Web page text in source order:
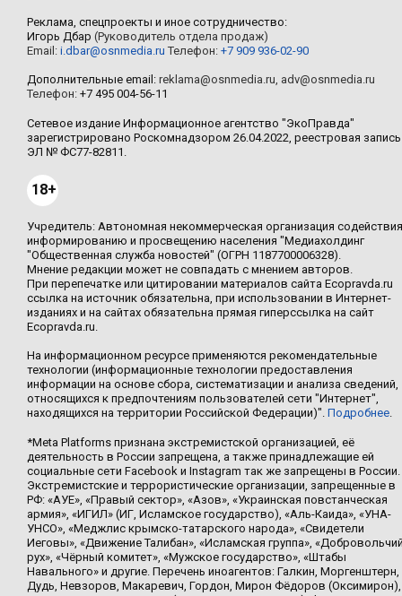
Реклама, спецпроекты и иное сотрудничество:
Игорь Дбар (Руководитель отдела продаж)
Email: i.dbar@osnmedia.ru Телефон: +7 909 936-02-90
Дополнительные email: reklama@osnmedia.ru, adv@osnmedia.ru
Телефон: +7 495 004-56-11
Сетевое издание Информационное агентство "ЭкоПравда"
зарегистрировано Роскомнадзором 26.04.2022, реестровая запись
ЭЛ № ФС77-82811.
18+
Учредитель: Автономная некоммерческая организация содействия
информированию и просвещению населения "Медиахолдинг
"Общественная служба новостей" (ОГРН 1187700006328).
Мнение редакции может не совпадать с мнением авторов.
При перепечатке или цитировании материалов сайта Ecopravda.ru
ссылка на источник обязательна, при использовании в Интернет-
изданиях и на сайтах обязательна прямая гиперссылка на сайт
Ecopravda.ru.
На информационном ресурсе применяются рекомендательные
технологии (информационные технологии предоставления
информации на основе сбора, систематизации и анализа сведений,
относящихся к предпочтениям пользователей сети "Интернет",
находящихся на территории Российской Федерации)". Подробнее.
*Meta Platforms признана экстремистской организацией, её
деятельность в России запрещена, а также принадлежащие ей
социальные сети Facebook и Instagram так же запрещены в России.
Экстремистские и террористические организации, запрещенные в
РФ: «АУЕ», «Правый сектор», «Азов», «Украинская повстанческая
армия», «ИГИЛ» (ИГ, Исламское государство), «Аль-Каида», «УНА-
УНСО», «Меджлис крымско-татарского народа», «Свидетели
Иеговы», «Движение Талибан», «Исламская группа»,
рух», «Чёрный комитет», «Мужское государство», «Штабы
Навального» и другие. Перечень иноагентов: Галкин, Моргенштерн,
Дудь, Невзоров, Макаревич, Гордон, Мирон Фёдоров (Оксимирон),